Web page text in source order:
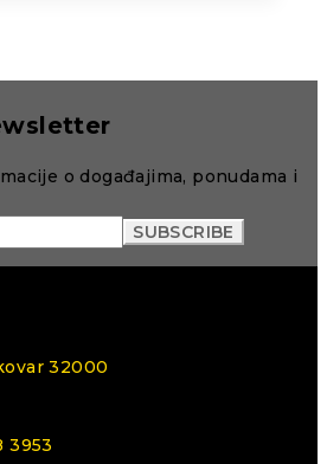
o događajima, ponudama i
32000
3953